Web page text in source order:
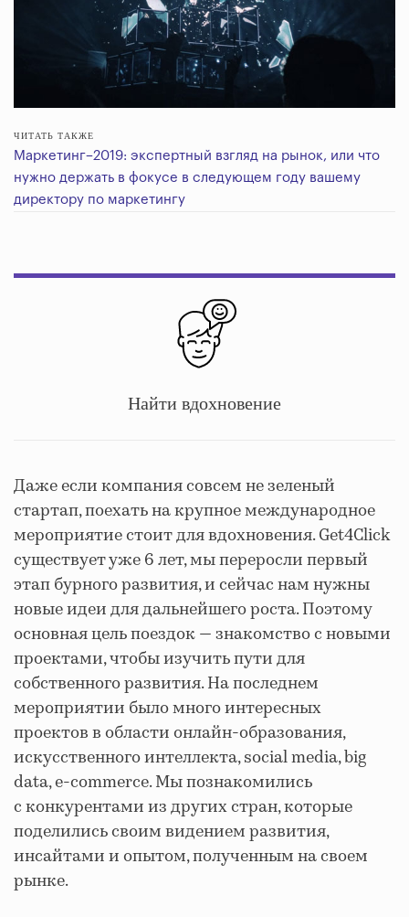
ЧИТАТЬ ТАКЖЕ
Маркетинг–2019: экспертный взгляд на рынок, или что
нужно держать в фокусе в следующем году вашему
директору по маркетингу
Найти вдохновение
Даже если компания совсем не зеленый
стартап, поехать на крупное международное
мероприятие стоит для вдохновения. Get4Click
существует уже 6 лет, мы переросли первый
этап бурного развития, и сейчас нам нужны
новые идеи для дальнейшего роста. Поэтому
основная цель поездок — знакомство с новыми
проектами, чтобы изучить пути для
собственного развития. На последнем
мероприятии было много интересных
проектов в области онлайн-образования,
искусственного интеллекта, social media, big
data, e-commerce. Мы познакомились
с конкурентами из других стран, которые
поделились своим видением развития,
инсайтами и опытом, полученным на своем
рынке.